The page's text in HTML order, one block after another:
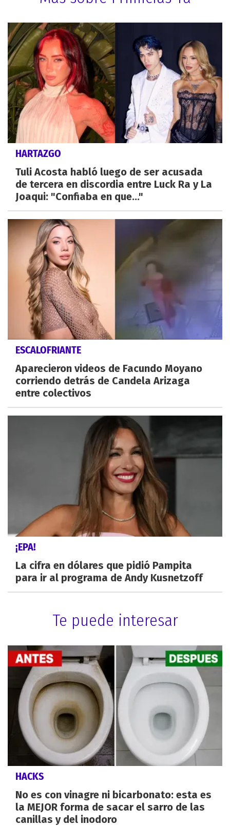
HARTAZGO
Tuli Acosta habló luego de ser acusada
de tercera en discordia entre Luck Ra y La
Joaqui: "Confiaba en que..."
ESCALOFRIANTE
Aparecieron videos de Facundo Moyano
corriendo detrás de Candela Arizaga
entre colectivos
¡EPA!
La cifra en dólares que pidió Pampita
para ir al programa de Andy Kusnetzoff
Te puede interesar
HACKS
No es con vinagre ni bicarbonato: esta es
la MEJOR forma de sacar el sarro de las
canillas y del inodoro